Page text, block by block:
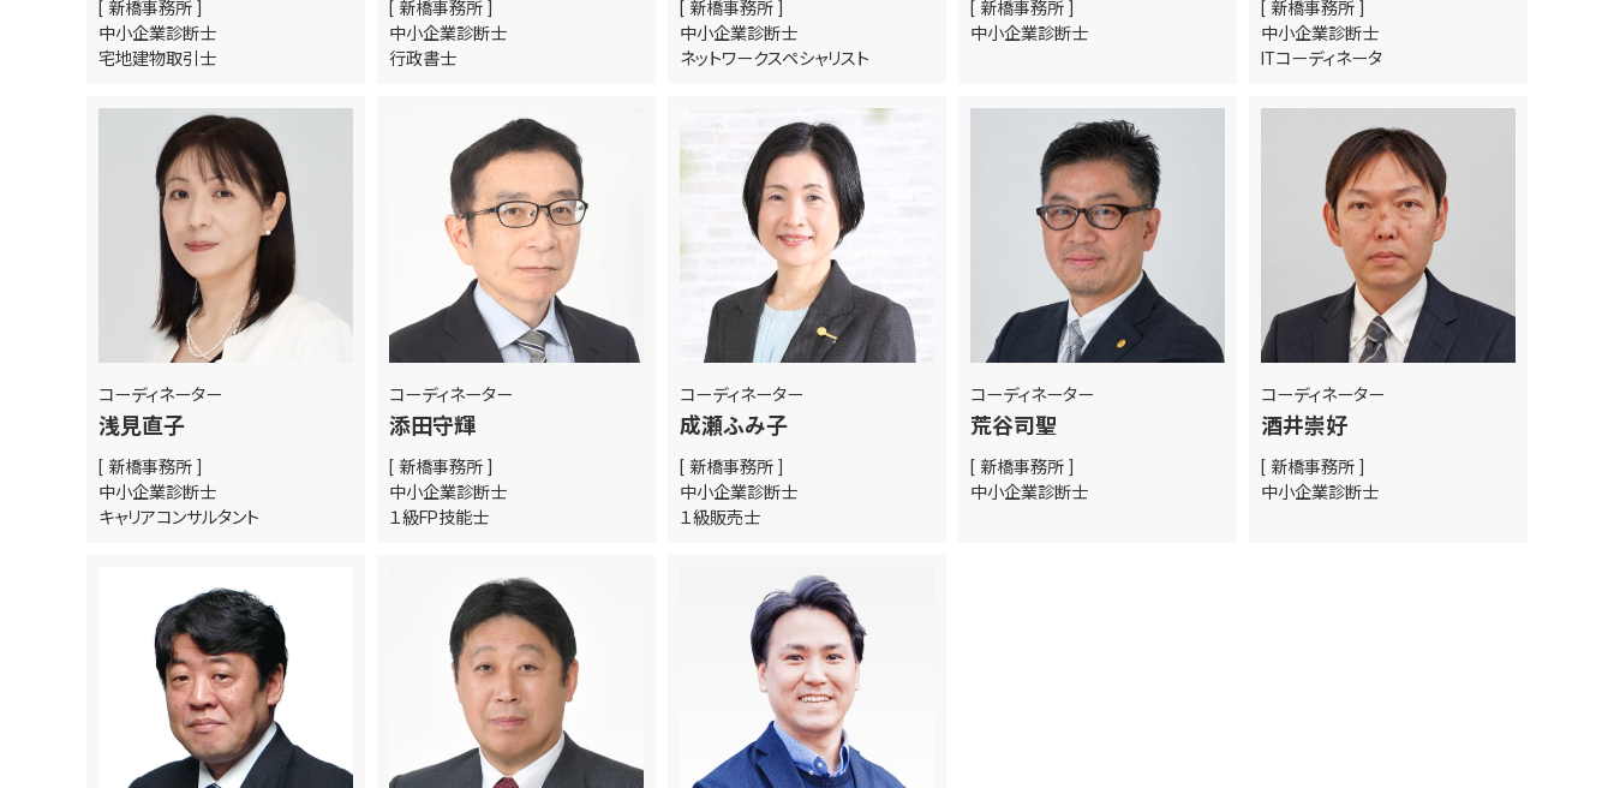
[ 新橋事務所 ]
中小企業診断士
宅地建物取引士
[ 新橋事務所 ]
中小企業診断士
行政書士
[ 新橋事務所 ]
中小企業診断士
ネットワークスペシャリスト
[ 新橋事務所 ]
中小企業診断士
[ 新橋事務所 ]
中小企業診断士
ITコーディネータ
コーディネーター
浅見直子
[ 新橋事務所 ]
中小企業診断士
キャリアコンサルタント
コーディネーター
添田守輝
[ 新橋事務所 ]
中小企業診断士
１級FP技能士
コーディネーター
成瀬ふみ子
[ 新橋事務所 ]
中小企業診断士
１級販売士
コーディネーター
荒谷司聖
[ 新橋事務所 ]
中小企業診断士
コーディネーター
酒井崇好
[ 新橋事務所 ]
中小企業診断士